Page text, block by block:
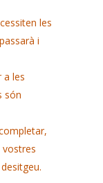
les
i
a les
són